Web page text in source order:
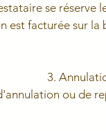
se réserve
est facturée sur la
3.
ou de